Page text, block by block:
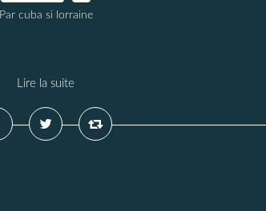
Par cuba si lorraine
Lire la suite